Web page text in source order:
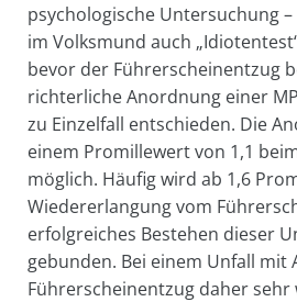
psychologische Untersuchung
im Volksmund auch
bevor der Führerscheinentzug
richterliche Anordnung einer
zu Einzelfall entschieden. Die
einem Promillewert von 1,1
möglich. Häufig wird ab 1,6
Wiedererlangung vom
erfolgreiches Bestehen dieser
gebunden. Bei einem Unfall mit
Führerscheinentzug daher sehr